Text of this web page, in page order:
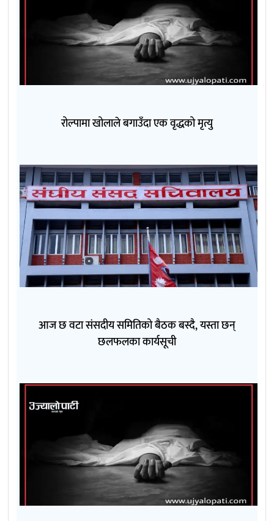
रोल्पामा खोलाले बगाउँदा एक वृद्धको मृत्यु
आज छ वटा संसदीय समितिको बैठक बस्दै, यस्ता छन्
छलफलका कार्यसूची